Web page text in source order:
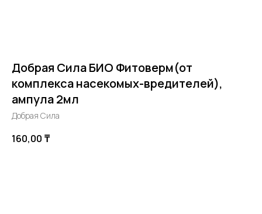
Добрая Сила БИО Фитоверм(от
комплекса насекомых-вредителей),
ампула 2мл
Добрая Сила
160,00 ₸